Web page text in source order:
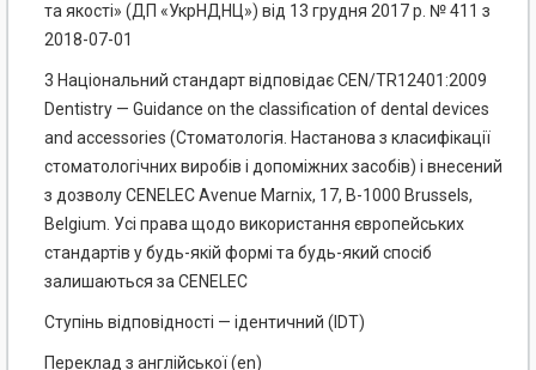
та якості» (ДП «УкрНДНЦ») від 13 грудня 2017 р. № 411 з
2018-07-01
3 Національний стандарт відповідає CEN/TR12401:2009
Dentistry — Guidance on the classification of dental devices
and accessories (Стоматологія. Настанова з класифікації
стоматологічних виробів і допоміжних засобів) і внесений
з дозволу CENELEC Avenue Marnix, 17, В-1000 Brussels,
Belgium. Усі права щодо використання європейських
стандартів у будь-якій формі та будь-який спосіб
залишаються за CENELEC
Ступінь відповідності — ідентичний (IDT)
Переклад з англійської (еn)